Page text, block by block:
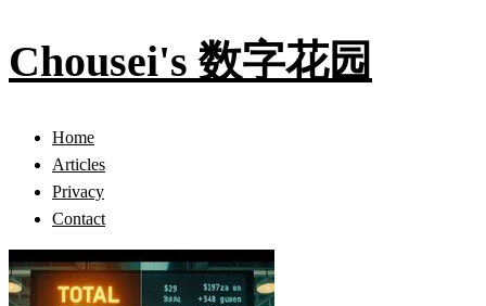
Chousei's 数字花园
Home
Articles
Privacy
Contact